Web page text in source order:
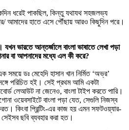
ধরেই পাকছিল, কিন্তু যথাযথ সহজলভ্য
আমাদের হাতে এসে পৌঁছায় আরও কিছুদিন পরে।
ভারতে আন্তর্জালে বাংলা ভাষাতে লেখা পড়া
বা আপনাদের মধ্যে এল কী করে?
ডঃ মেহেদি হাসান খান নির্মিত ‘অভ্র’
পরিচিত হই। সেই প্রথম আমি একটা
লেআউট না জেনেও, বাংলা টাইপ করতে পারি।
ওয়েবসাইটে বাংলা পড়া যেত, সেগুলি নিজস্ব
কিংবা প্রিন্টিং-এর কাজ হয় এমন সফটওয়্যার-
সেইসব ছবি ব্যবহার করা হত।